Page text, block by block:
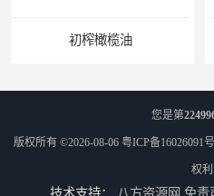
橄榄油生产厂家
您是第
版权所有 ©2026-08-06 粤ICP备16026091
权利.
技术支持： 八方资源网 免责